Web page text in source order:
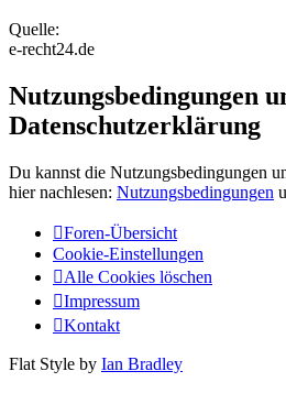
Quelle:
e-recht24.de
Nutzungsbedingungen
Datenschutzerklärung
Du kannst die Nutzungsbedingungen
hier nachlesen: Nutzungsbedingungen
Foren-Übersicht
Cookie-Einstellungen
Alle Cookies löschen
Impressum
Kontakt
Flat Style by Ian Bradley